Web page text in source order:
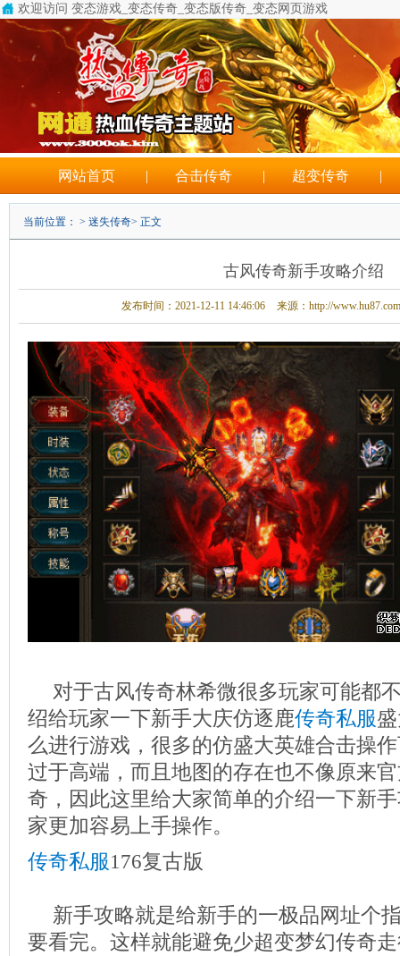
欢迎访问 变态游戏_变态传奇_变态版传奇_变态网页游戏
网站首页 | 合击传奇 | 超变传奇 |
当前位置： > 迷失传奇> 正文
古风传奇新手攻略介绍
发布时间：2021-12-11 14:46:06 来源：http://www.hu87.com
对于古风传奇林希微很多玩家可能都
绍给玩家一下新手大庆仿逐鹿传奇私服
么进行游戏，很多的仿盛大英雄合击操
过于高端，而且地图的存在也不像原来
奇，因此这里给大家简单的介绍一下新
家更加容易上手操作。
传奇私服176复古版
新手攻略就是给新手的一极品网址个
要看完。这样就能避免少超变梦幻传奇